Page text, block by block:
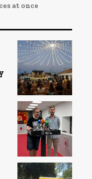
at once